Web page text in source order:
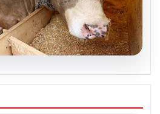
İl İl Detaylarla